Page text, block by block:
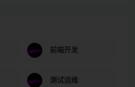
前端开发
测试运维